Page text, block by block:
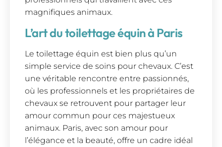
magnifiques animaux.
L’art du toilettage équin à Paris
Le toilettage équin est bien plus qu’un
simple service de soins pour chevaux. C’est
une véritable rencontre entre passionnés,
où les professionnels et les propriétaires de
chevaux se retrouvent pour partager leur
amour commun pour ces majestueux
animaux. Paris, avec son amour pour
l’élégance et la beauté, offre un cadre idéal